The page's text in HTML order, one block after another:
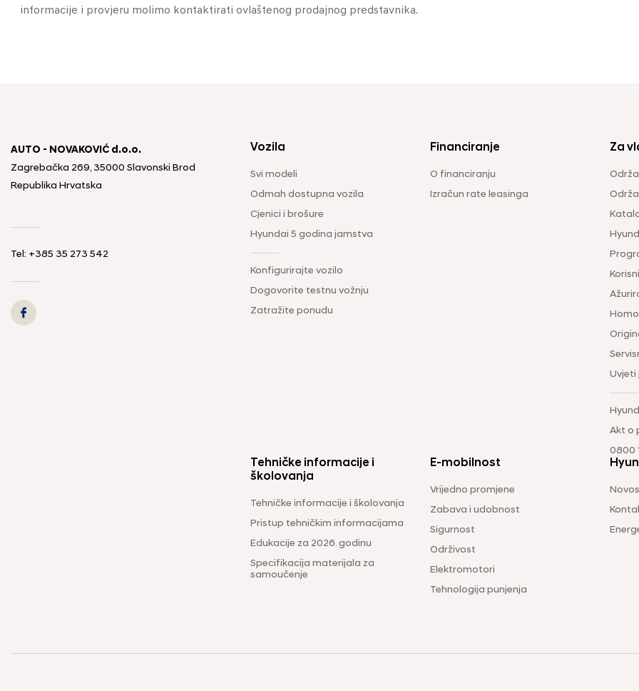
informacije i provjeru molimo kontaktirati ovlaštenog prodajnog predstavnika.
AUTO - NOVAKOVIĆ d.o.o.
Zagrebačka 269, 35000 Slavonski Brod
Republika Hrvatska
Tel: +385 35 273 542
Vozila
Svi modeli
Odmah dostupna vozila
Cjenici i brošure
Hyundai 5 godina jamstva
Konfigurirajte vozilo
Dogovorite testnu vožnju
Zatražite ponudu
Financiranje
O financiranju
Izračun rate leasinga
Za
Uvjeti
Akt o
0800
Tehničke informacije i
školovanja
Tehničke informacije i školovanja
Pristup tehničkim informacijama
Edukacije za 2026. godinu
Specifikacija materijala za
samoučenje
E-mobilnost
Vrijedno promjene
Zabava i udobnost
Sigurnost
Održivost
Elektromotori
Tehnologija punjenja